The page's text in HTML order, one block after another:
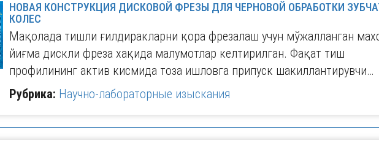
НОВАЯ КОНСТРУКЦИЯ ДИСКОВОЙ ФРЕЗЫ ДЛЯ ЧЕРНОВОЙ ОБРАБОТКИ
КОЛЕС
Мақолада тишли ғилдиракларни қора фрезалаш учун мўжалланган
йиғма дискли фреза хақида малумотлар келтирилган. Фақат тиш
профилининг актив кисмида тоза ишловга припуск шакиллантирувчи…
Рубрика: Научно-лабораторные изыскания